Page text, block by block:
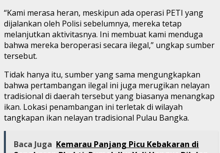
“Kami merasa heran, meskipun ada operasi PETI yang
dijalankan oleh Polisi sebelumnya, mereka tetap
melanjutkan aktivitasnya. Ini membuat kami menduga
bahwa mereka beroperasi secara ilegal,” ungkap sumber
tersebut.
Tidak hanya itu, sumber yang sama mengungkapkan
bahwa pertambangan ilegal ini juga merugikan nelayan
tradisional di daerah tersebut yang biasanya menangkap
ikan. Lokasi penambangan ini terletak di wilayah
tangkapan ikan nelayan tradisional Pulau Bangka.
Baca Juga Kemarau Panjang Picu Kebakaran di